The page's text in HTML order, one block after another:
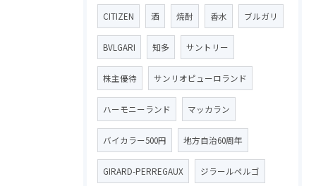
CITIZEN 酒 焼酎 香水 ブルガリ
BVLGARI 知多 サントリー
株主優待 サンリオピューロランド
ハーモニーランド マッカラン
バイカラー500円 地方自治60周年
GIRARD-PERREGAUX ジラールペルゴ